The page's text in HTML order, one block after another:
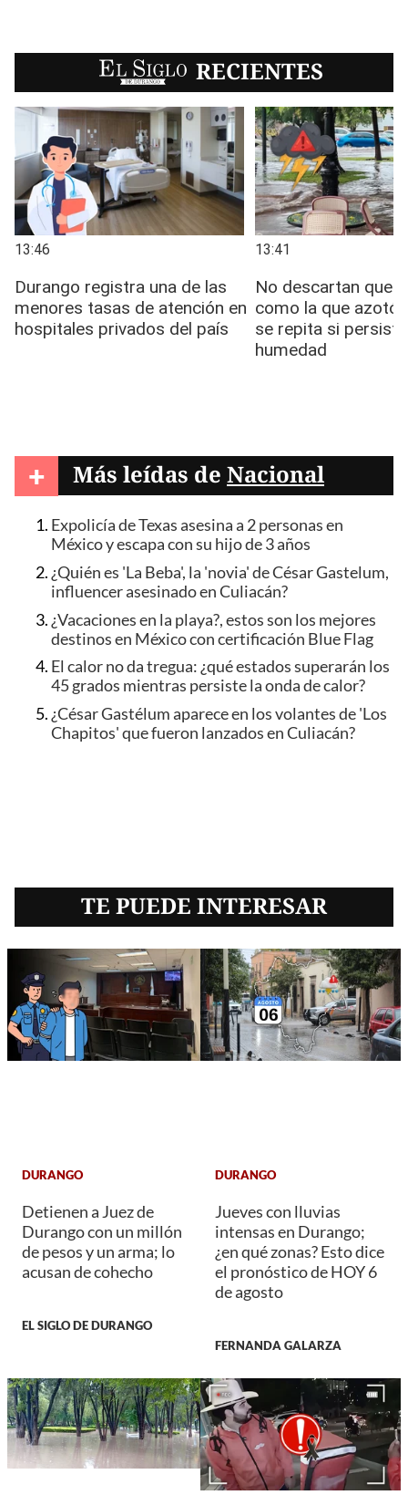
EL SIGLO RECIENTES
+ Más leídas de Nacional
Expolicía de Texas asesina a 2 personas en
México y escapa con su hijo de 3 años
¿Quién es 'La Beba', la 'novia' de César Gastelum,
influencer asesinado en Culiacán?
¿Vacaciones en la playa?, estos son los mejores
destinos en México con certificación Blue Flag
El calor no da tregua: ¿qué estados superarán los
45 grados mientras persiste la onda de calor?
¿César Gastélum aparece en los volantes de 'Los
Chapitos' que fueron lanzados en Culiacán?
TE PUEDE INTERESAR
DURANGO
Detienen a Juez de
Durango con un millón
de pesos y un arma; lo
acusan de cohecho
EL SIGLO DE DURANGO
DURANGO
Jueves con lluvias
intensas en Durango;
¿en qué zonas? Esto dice
el pronóstico de HOY 6
de agosto
FERNANDA GALARZA